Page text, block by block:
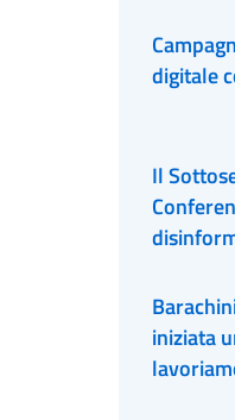
digitale
Il
integrity”
iniziata